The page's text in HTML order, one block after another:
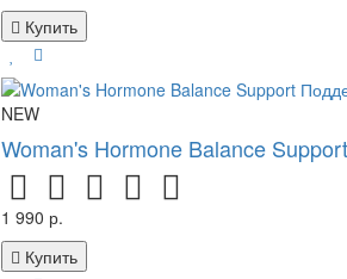
Купить
NEW
Woman's Hormone Balance
1 990 р.
Купить